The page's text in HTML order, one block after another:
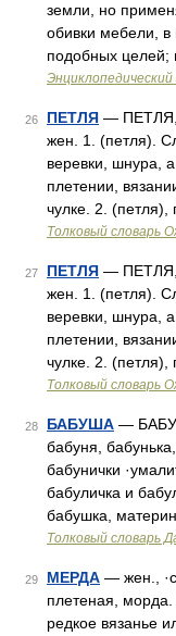
земли, но
обивки мебели, в
подобных целей;
26 ПЕТЛЯ — ПЕТЛЯ,
жен. 1. (петля).
веревки, шнура,
плетении,
чулке. 2.
Толковый словарь
27 ПЕТЛЯ — ПЕТЛЯ,
жен. 1. (петля).
веревки, шнура,
плетении,
чулке. 2.
Толковый словарь
28 БАБУША —
бабуня,
бабунички
бабуличка и
бабушка,
Толковый словарь
29 МЕРДА — жен.,
плетеная,
редкое вязанье